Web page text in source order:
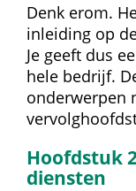
Denk erom.
inleiding op
Je geeft dus
hele bedrijf.
onderwerpen
Hoofdstuk
diensten